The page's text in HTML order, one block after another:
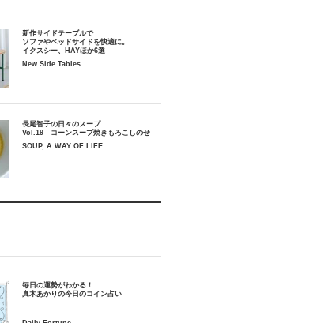
新作サイドテーブルで
ソファやベッドサイドを快適に。
イクスシー、HAYほか6選
New Side Tables
長尾智子の日々のスープ
Vol.19 コーンスープ焼きもろこしのせ
SOUP, A WAY OF LIFE
毎日の運勢がわかる！